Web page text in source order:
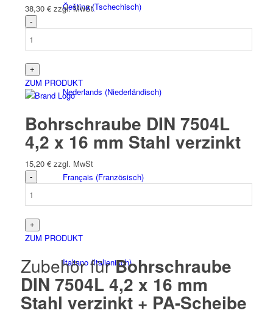
Čeština(Tschechisch)
Nederlands (Niederländisch)
Français (Französisch)
Italiano(Italienisch)
38,30 € zzgl. MwSt
ZUM PRODUKT
Bohrschraube DIN 7504L
4,2 x 16 mm Stahl verzinkt
15,20 € zzgl. MwSt
ZUM PRODUKT
Zubehör fürBohrschraube
DIN 7504L 4,2 x 16 mm
Stahl verzinkt + PA-Scheibe